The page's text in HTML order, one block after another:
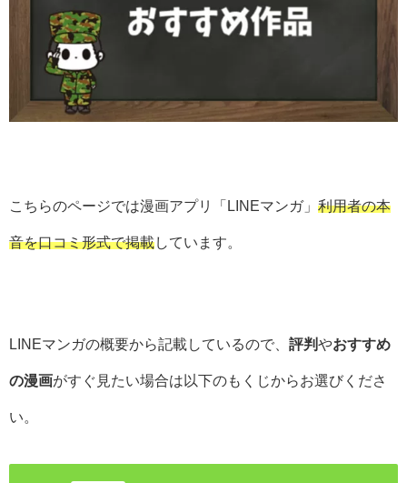
こちらのページでは漫画アプリ「LINEマンガ」 利用者の本
音を口コミ形式で掲載しています。
LINEマンガの概要から記載しているので、 評判やおすすめ
の漫画がすぐ見たい場合は以下のもくじからお選びくださ
い。